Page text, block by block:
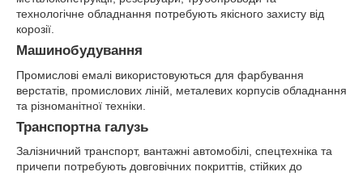
технологічне обладнання потребують якісного захисту від
корозії.
Машинобудування
Промислові емалі використовуються для фарбування
верстатів, промислових ліній, металевих корпусів обладнання
та різноманітної техніки.
Транспортна галузь
Залізничний транспорт, вантажні автомобілі, спецтехніка та
причепи потребують довговічних покриттів, стійких до